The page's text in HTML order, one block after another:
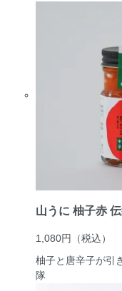
山うに 柚子赤
1,080円 （税込）
柚子と唐辛子が引
隊